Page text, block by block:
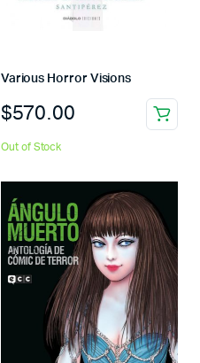
Various Horror Visions
$570.00
Out of Stock